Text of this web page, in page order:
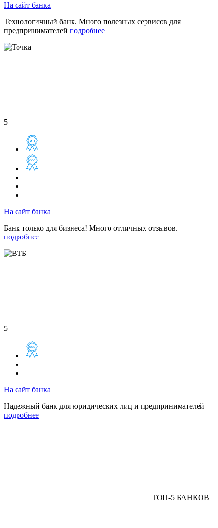
На сайт банка
Технологичный банк. Много полезных сервисов для
предпринимателей подробнее
5
На сайт банка
Банк только для бизнеса! Много отличных отзывов.
подробнее
5
На сайт банка
Надежный банк для юридических лиц и предпринимателей
подробнее
ТОП-5 БАНКОВ